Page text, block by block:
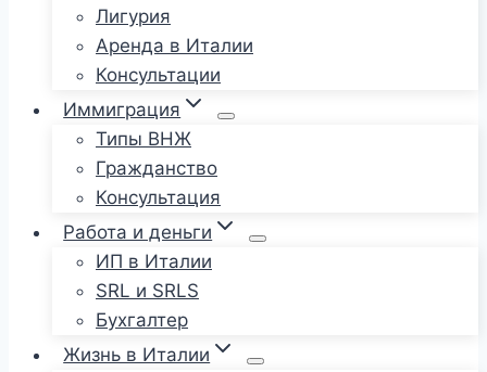
Лигурия
Аренда в Италии
Консультации
Иммиграция
Типы ВНЖ
Гражданство
Консультация
Работа и деньги
ИП в Италии
SRL и SRLS
Бухгалтер
Жизнь в Италии